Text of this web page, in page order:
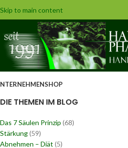
Skip to main content
SHOP
DIE THEMEN IM BLOG
Das 7 Säulen Prinzip (68)
Stärkung(59)
Abnehmen – Diät (5)